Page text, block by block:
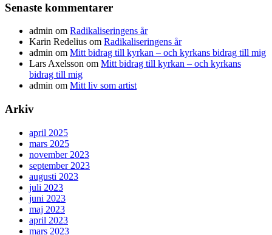
Senaste kommentarer
admin om Radikaliseringens år
Karin Redelius om Radikaliseringens år
admin om Mitt bidrag till kyrkan – och kyrkans bidrag till mig
Lars Axelsson om Mitt bidrag till kyrkan – och kyrkans
bidrag till mig
admin om Mitt liv som artist
Arkiv
april 2025
mars 2025
november 2023
september 2023
augusti 2023
juli 2023
juni 2023
maj 2023
april 2023
mars 2023